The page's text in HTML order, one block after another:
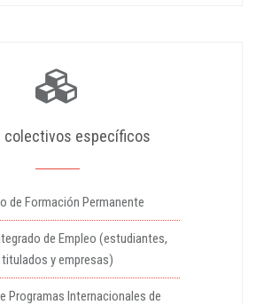
colectivos específicos
de Formación Permanente
de Empleo (estudiantes,
titulados y empresas)
Programas Internacionales de